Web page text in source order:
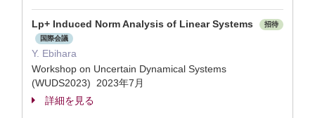
Lp+ Induced Norm Analysis of Linear Systems
招待
国際会議
Y. Ebihara
Workshop on Uncertain Dynamical Systems
(WUDS2023) 2023年7月
詳細を見る